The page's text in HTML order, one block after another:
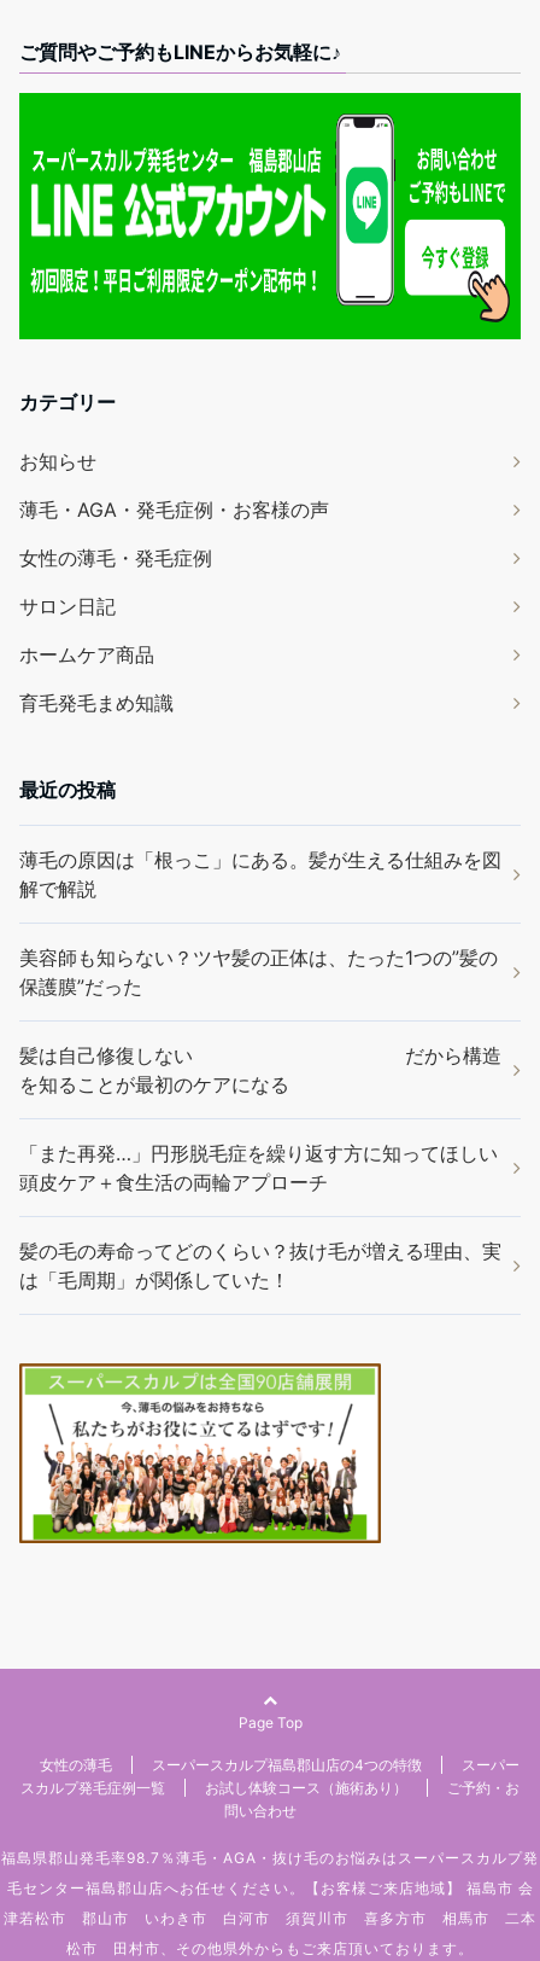
ご質問やご予約もLINEからお気軽に♪
カテゴリー
お知らせ
薄毛・AGA・発毛症例・お客様の声
女性の薄毛・発毛症例
サロン日記
ホームケア商品
育毛発毛まめ知識
最近の投稿
薄毛の原因は「根っこ」にある。髪が生える仕組みを図
解で解説
美容師も知らない？ツヤ髪の正体は、たった1つの”髪の
保護膜”だった
髪は自己修復しない だから構造
を知ることが最初のケアになる
「また再発…」円形脱毛症を繰り返す方に知ってほしい
頭皮ケア＋食生活の両輪アプローチ
髪の毛の寿命ってどのくらい？抜け毛が増える理由、実
は「毛周期」が関係していた！
Page Top
女性の薄毛 スーパースカルプ福島郡山店の4つの特徴
スーパー
スカルプ発毛症例一覧
お試し体験コース（施術あり）
ご予約・お
問い合わせ
福島県郡山発毛率98.7％薄毛・AGA・抜け毛のお悩みはスーパースカルプ発
毛センター福島郡山店へお任せください。【お客様ご来店地域】 福島市 会
津若松市 郡山市 いわき市 白河市 須賀川市 喜多方市 相馬市 二本
松市 田村市、その他県外からもご来店頂いております。